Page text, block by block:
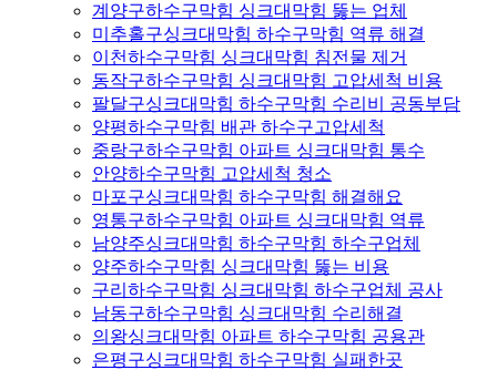
계양구하수구막힘 싱크대막힘 뚫는 업체
미추홀구싱크대막힘 하수구막힘 역류 해결
이천하수구막힘 싱크대막힘 침전물 제거
동작구하수구막힘 싱크대막힘 고압세척 비용
팔달구싱크대막힘 하수구막힘 수리비 공동부담
양평하수구막힘 배관 하수구고압세척
중랑구하수구막힘 아파트 싱크대막힘 통수
안양하수구막힘 고압세척 청소
마포구싱크대막힘 하수구막힘 해결해요
영통구하수구막힘 아파트 싱크대막힘 역류
남양주싱크대막힘 하수구막힘 하수구업체
양주하수구막힘 싱크대막힘 뚫는 비용
구리하수구막힘 싱크대막힘 하수구업체 공사
남동구하수구막힘 싱크대막힘 수리해결
의왕싱크대막힘 아파트 하수구막힘 공용관
은평구싱크대막힘 하수구막힘 실패한곳